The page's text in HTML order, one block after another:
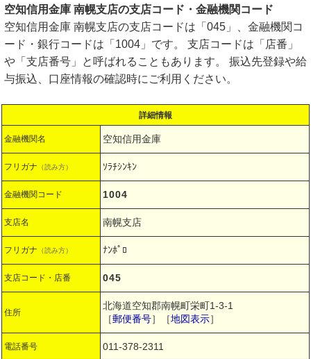
空知信用金庫 南幌支店の支店コード・金融機関コード
空知信用金庫 南幌支店の支店コードは「045」、金融機関コ
ード・銀行コードは「1004」です。 支店コードは「店番」
や「支店番号」と呼ばれることもあります。 振込先登録や給
与振込、口座情報の確認時にご利用ください。
詳細情報
金融機関名 空知信用金庫
フリガナ （読み方） ｿﾗﾁｼﾝｷﾝ
金融機関コード 1004
支店名 南幌支店
フリガナ （読み方） ﾅﾝﾎﾟﾛ
支店コード・店番 045
住所
北海道空知郡南幌町栄町1-3-1
［郵便番号］［地図表示］
電話番号 011-378-2311